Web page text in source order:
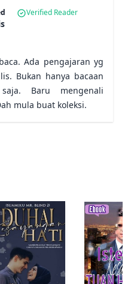
Verified Reader
Ada pengajaran yg
Bukan hanya bacaan
Baru mengenali
mula buat koleksi.